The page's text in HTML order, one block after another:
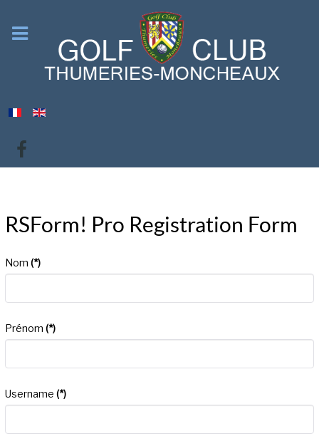
RSForm! Pro Registration Form
Nom (*)
Prénom (*)
Username (*)